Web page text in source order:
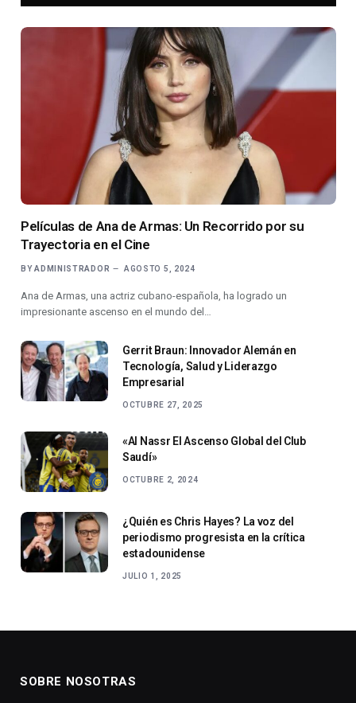
Películas de Ana de Armas: Un Recorrido por su
Trayectoria en el Cine
BY ADMINISTRADOR AGOSTO 5, 2024
Ana de Armas, una actriz cubano-española, ha logrado un
impresionante ascenso en el mundo del…
Gerrit Braun: Innovador Alemán en
Tecnología, Salud y Liderazgo
Empresarial
OCTUBRE 27, 2025
«Al Nassr El Ascenso Global del Club
Saudí»
OCTUBRE 2, 2024
¿Quién es Chris Hayes? La voz del
periodismo progresista en la crítica
estadounidense
JULIO 1, 2025
SOBRE NOSOTRAS